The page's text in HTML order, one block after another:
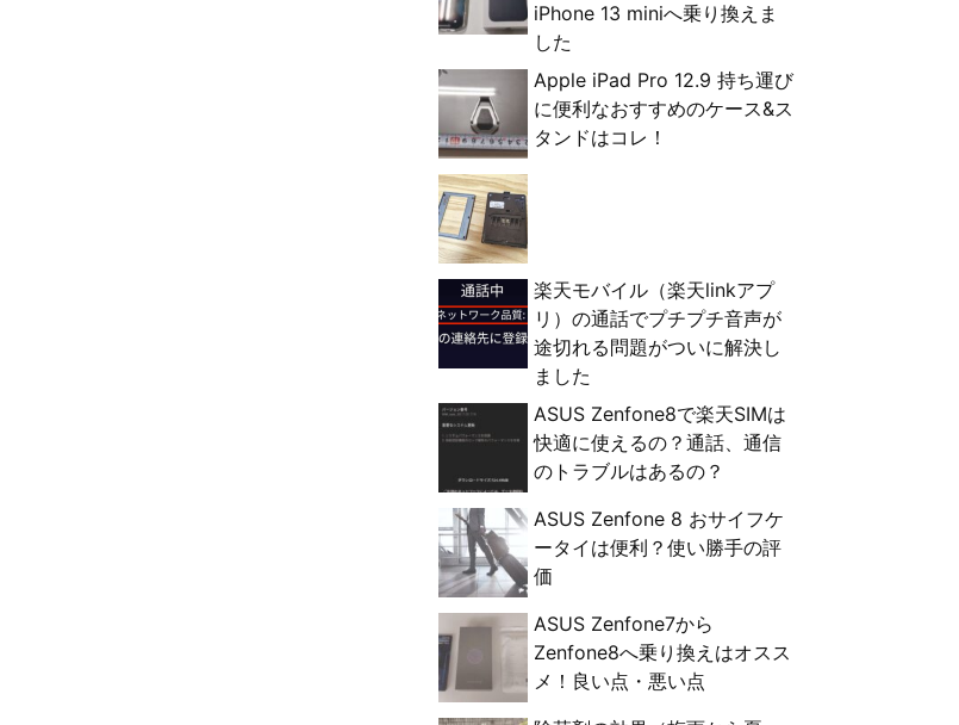
iPhone 13 miniへ乗り換えま
した
Apple iPad Pro 12.9 持ち運び
に便利なおすすめのケース&ス
タンドはコレ！
楽天モバイル（楽天linkアプ
リ）の通話でプチプチ音声が
途切れる問題がついに解決し
ました
ASUS Zenfone8で楽天SIMは
快適に使えるの？通話、通信
のトラブルはあるの？
ASUS Zenfone 8 おサイフケ
ータイは便利？使い勝手の評
価
ASUS Zenfone7から
Zenfone8へ乗り換えはオスス
メ！良い点・悪い点